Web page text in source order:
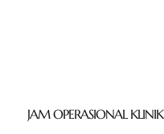
JAM OPERASIONAL KLINIK